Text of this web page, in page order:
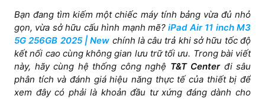
Camera sau
Camera góc rộng: 12MP,
ƒ/1.8, Độ thu phóng kỹ
thuật số lên đến 5x Chụp
ảnh toàn cảnh Panorama:
63MP
Camera góc rộng: 12MP,
ƒ/1.8, Độ thu phóng kỹ
thuật số lên đến 5x Chụp
ảnh toàn cảnh Panorama:
63MP
Bạn đang tìm kiếm một chiếc máy tính bảng vừa đủ nhỏ
gọn, vừa sở hữu cấu hình mạnh mẽ?iPad Air 11 inch M3
5G 256GB 2025 | New chính là câu trả khi sở hữu tốc độ
kết nối cao cùng không gian lưu trữ tối ưu. Trong bài viết
này, hãy cùng hệ thống công nghệ T&T Centerđi sâu
phân tích và đánh giá hiệu năng thực tế của thiết bị để
xem đây có phải là khoản đầu tư xứng đáng dành cho